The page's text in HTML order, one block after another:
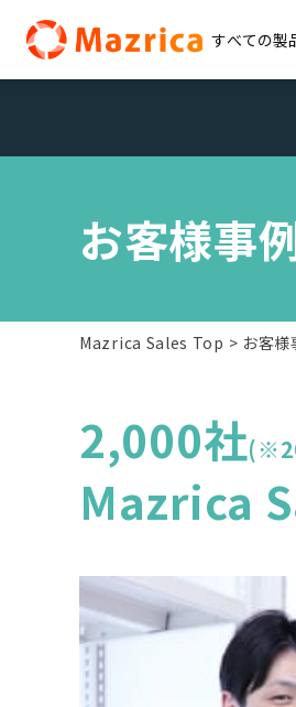
content
すべての製
お客様事
Mazrica Sales Top お客様
2,000社
Mazrica